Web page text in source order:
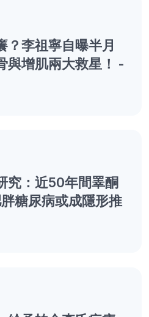
？李祖寧自曝半月
與增肌兩大救星！ -
究：近50年間睪酮
糖尿病或成隱形推